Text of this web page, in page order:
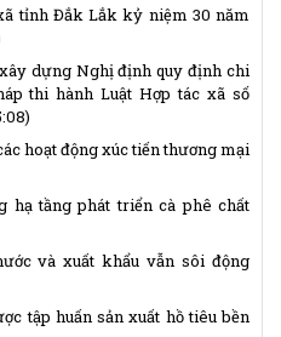
thi hành Luật Hợp tác xã số